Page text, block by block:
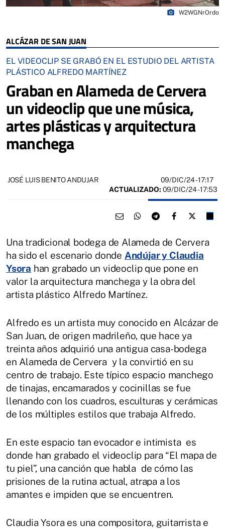
ALCÁZAR DE SAN JUAN
EL VIDEOCLIP SE GRABÓ EN EL ESTUDIO DEL ARTISTA
PLÁSTICO ALFREDO MARTÍNEZ
Graban en Alameda de Cervera
un videoclip que une música,
artes plásticas y arquitectura
manchega
photo_camera W2WGNrOrdo
JOSÉ LUIS BENITO ANDUJAR 09/DIC/24- 17:17
ACTUALIZADO: 09/DIC/24 - 17:53
Una tradicional bodega de Alameda de Cervera
ha sido el escenario donde Andújar y Claudia
Ysora han grabado un videoclip que pone en
valor la arquitectura manchega y la obra del
artista plástico Alfredo Martínez.
Alfredo es un artista muy conocido en Alcázar de
San Juan, de origen madrileño, que hace ya
treinta años adquirió una antigua casa-bodega
en Alameda de Cervera y la convirtió en su
centro de trabajo. Este típico espacio manchego
de tinajas, encamarados y cocinillas se fue
llenando con los cuadros, esculturas y cerámicas
de los múltiples estilos que trabaja Alfredo.
En este espacio tan evocador e intimista es
donde han grabado el videoclip para “El mapa de
tu piel”, una canción que habla de cómo las
prisiones de la rutina actual, atrapa a los
amantes e impiden que se encuentren.
Claudia Ysora es una compositora, guitarrista e